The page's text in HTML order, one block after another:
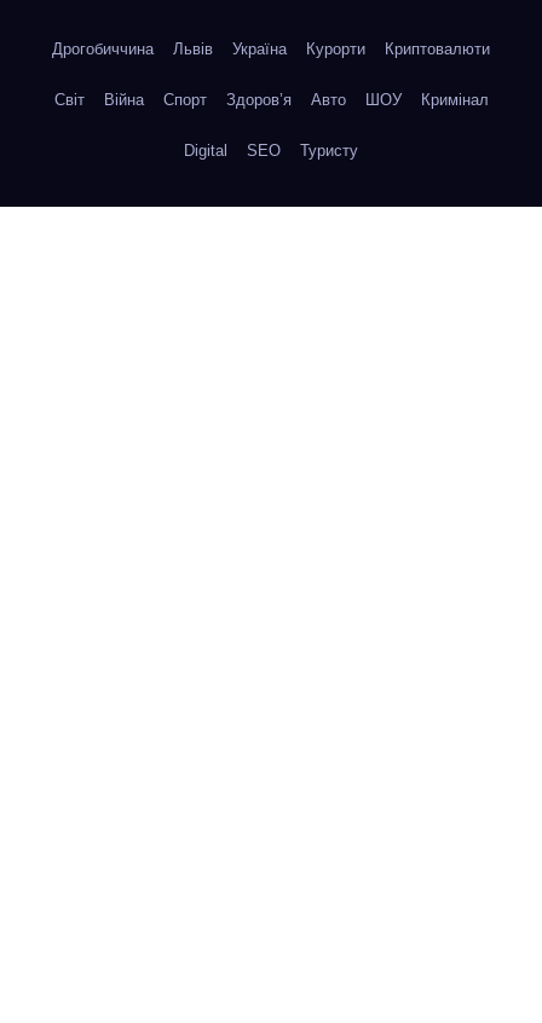
Дрогобиччина Львів Україна Курорти Криптовалюти
Світ Війна Спорт Здоров’я Авто ШОУ Кримінал
Digital SEO Туристу